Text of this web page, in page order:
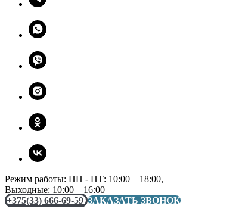
Режим работы: ПН - ПТ: 10:00 – 18:00,
Выходные: 10:00 – 16:00
+375(33) 666-69-59 ЗАКАЗАТЬ ЗВОНОК